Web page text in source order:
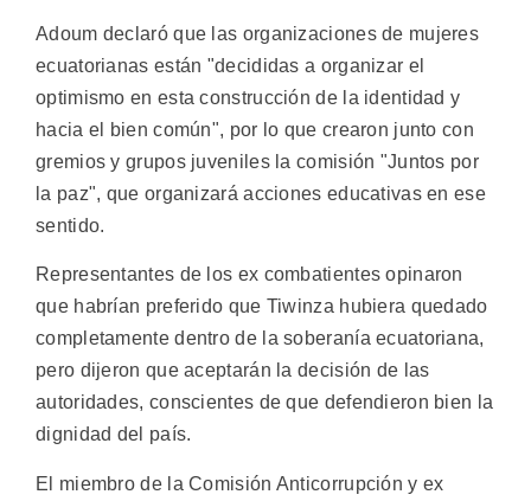
Adoum declaró que las organizaciones de mujeres
ecuatorianas están "decididas a organizar el
optimismo en esta construcción de la identidad y
hacia el bien común", por lo que crearon junto con
gremios y grupos juveniles la comisión "Juntos por
la paz", que organizará acciones educativas en ese
sentido.
Representantes de los ex combatientes opinaron
que habrían preferido que Tiwinza hubiera quedado
completamente dentro de la soberanía ecuatoriana,
pero dijeron que aceptarán la decisión de las
autoridades, conscientes de que defendieron bien la
dignidad del país.
El miembro de la Comisión Anticorrupción y ex